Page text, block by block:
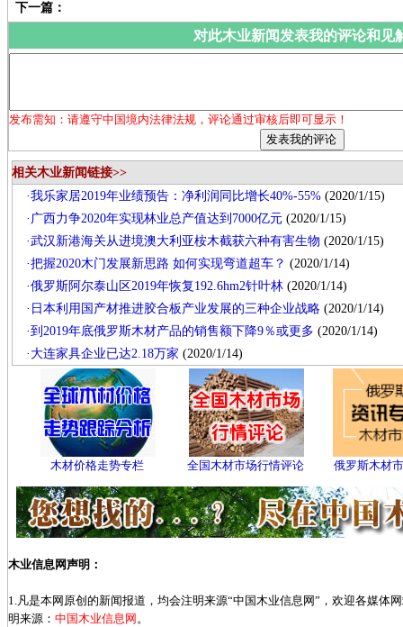
下一篇：
对此木业新闻发表我的评论和见
发布需知：请遵守中国境内法律法规，评论通过审核后即可显示！
相关木业新闻链接>>
·我乐家居2019年业绩预告：净利润同比增长40%-55% (2020/1/15)
· 广西力争2020年实现林业总产值达到7000亿元 (2020/1/15)
·武汉新港海关从进境澳大利亚桉木截获六种有害生物 (2020/1/15)
·把握2020木门发展新思路 如何实现弯道超车？ (2020/1/14)
·俄罗斯阿尔泰山区2019年恢复192.6hm2针叶林 (2020/1/14)
· 日本利用国产材推进胶合板产业发展的三种企业战略 (2020/1/14)
·到2019年底俄罗斯木材产品的销售额下降9％或更多 (2020/1/14)
· 大连家具企业已达2.18万家 (2020/1/14)
木材价格走势专栏 全国木材市场行情评论 俄罗斯木材
木业信息网声明：
1.凡是本网原创的新闻报道，均会注明来源“中国木业信息网”，欢迎各媒体
明来源： 中国木业信息网 。